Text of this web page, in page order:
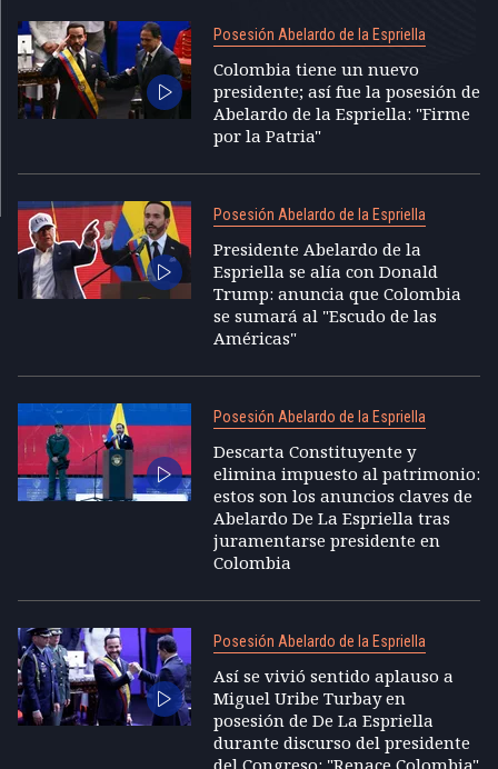
Posesión Abelardo de la Espriella
Colombia tiene un nuevo
presidente; así fue la posesión de
Abelardo de la Espriella: "Firme
por la Patria"
Posesión Abelardo de la Espriella
Presidente Abelardo de la
Espriella se alía con Donald
Trump: anuncia que Colombia
se sumará al "Escudo de las
Américas"
Posesión Abelardo de la Espriella
Descarta Constituyente y
elimina impuesto al patrimonio:
estos son los anuncios claves de
Abelardo De La Espriella tras
juramentarse presidente en
Colombia
Posesión Abelardo de la Espriella
Así se vivió sentido aplauso a
Miguel Uribe Turbay en
posesión de De La Espriella
durante discurso del presidente